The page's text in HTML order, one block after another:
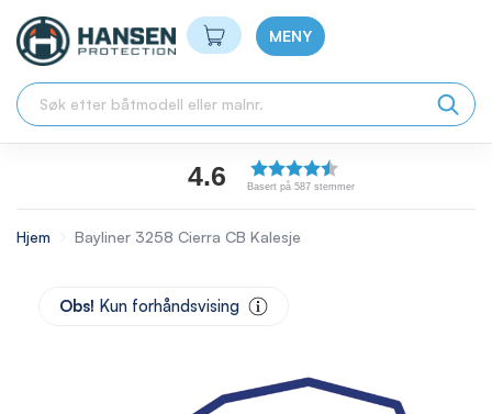
Min handlekurv
MENY
4.6 Basert på 587 stemmer
Hjem Bayliner 3258 Cierra CB Kalesje
Obs! Kun forhåndsvising